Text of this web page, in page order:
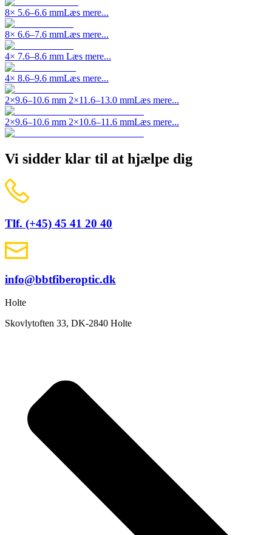
8× 5.6–6.6 mmLæs mere...
8× 6.6–7.6 mmLæs mere...
4× 7.6–8.6 mm Læs mere...
4× 8.6–9.6 mmLæs mere...
2×9.6–10.6 mm 2×11.6–13.0 mmLæs mere...
2×9.6–10.6 mm 2×10.6–11.6 mmLæs mere...
Vi sidder klar til at hjælpe dig
Tlf. (+45) 45 41 20 40
info@bbtfiberoptic.dk
Holte
Skovlytoften 33, DK-2840 Holte